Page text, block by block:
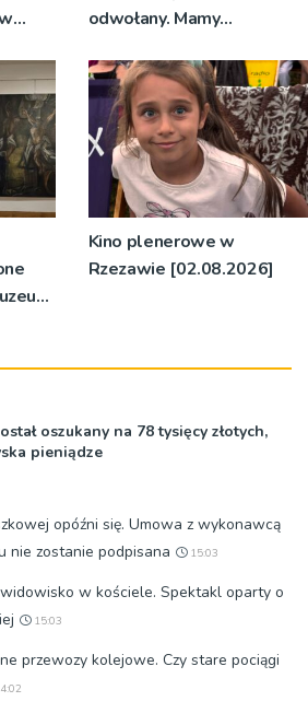
odwołany. Mamy
organizatorów i spółki NIK
Kino plenerowe w
Rzezawie [02.08.2026]
oszukany na 78 tysięcy złotych,
pieniądze
opóźni się. Umowa z wykonawcą
nie zostanie podpisana
15:03
w kościele. Spektakl oparty o
15:03
przewozy kolejowe. Czy stare pociągi